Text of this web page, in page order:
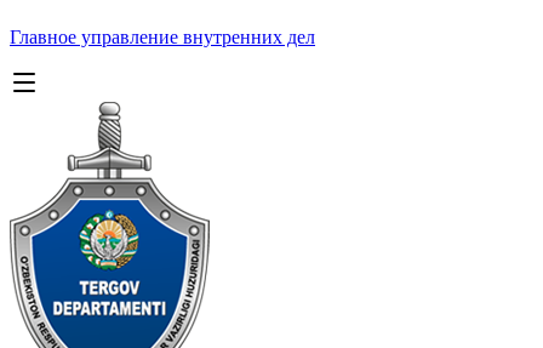
Главное управление внутренних дел